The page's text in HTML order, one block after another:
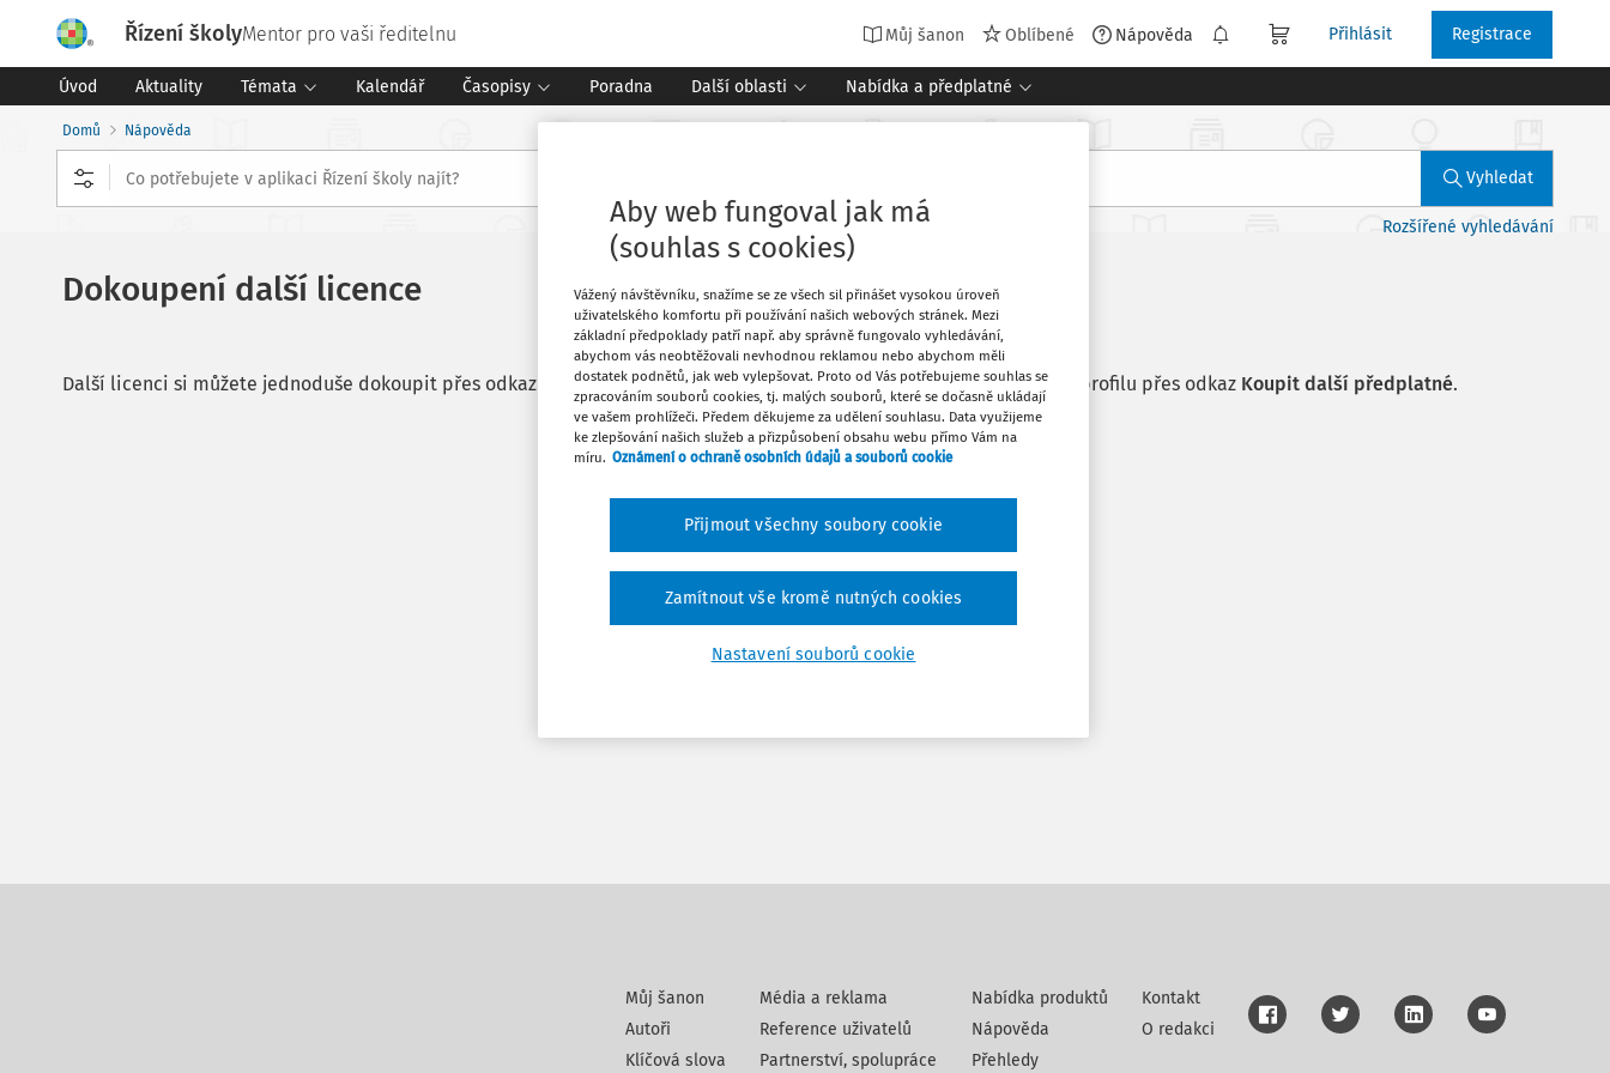
Řízení školyMentor pro vaši ředitelnu Můj šanon Oblíbené Nápověda Přihlásit Registrace
Úvod Aktuality Témata Kalendář Časopisy Poradna Další oblasti Nabídka a předplatné
Domů Nápověda
Vyhledat
Rozšířené vyhledávání
Dokoupení další licence
Další licenci si můžete jednoduše dokoupit přes odkaz v horním menu naNabídka a předplatné , případně ve vašem profilu přes odkaz Koupit další předplatné.
Můj šanon
Autoři
Klíčová slova
Média a reklama
Reference uživatelů
Partnerství, spolupráce
Nabídka produktů
Nápověda
Přehledy
Kontakt
O redakci
Aby web fungoval jak má
(souhlas s cookies)
Vážený návštěvníku, snažíme se ze všech sil přinášet vysokou úroveň
uživatelského komfortu při používání našich webových stránek. Mezi
základní předpoklady patří např. aby správně fungovalo vyhledávání,
abychom vás neobtěžovali nevhodnou reklamou nebo abychom měli
dostatek podnětů, jak web vylepšovat. Proto od Vás potřebujeme souhlas se
zpracováním souborů cookies, tj. malých souborů, které se dočasně ukládají
ve vašem prohlížeči. Předem děkujeme za udělení souhlasu. Data využijeme
ke zlepšování našich služeb a přizpůsobení obsahu webu přímo Vám na
míru. Oznámení o ochraně osobních údajů a souborů cookie
Nastavení souborů cookie
Zamítnout vše kromě nutných cookies
Přijmout všechny soubory cookie